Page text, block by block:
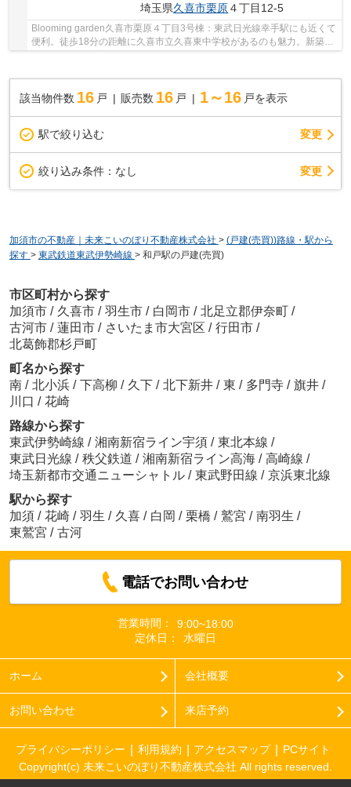
埼玉県久喜市栗原４丁目12-5
Blooming garden久喜市栗原４丁目3号棟：東武日光線幸手駅にも近くて
便利。徒歩18分の距離に久喜市立久喜東中学校があるのも魅力。新築戸
建ての物件は、室内のレイアウトも自分好みに...
該当物件数 16 戸 販売数 16 戸 1～16 戸を表示
駅で絞り込む 変更
絞り込み条件： なし 変更
加須市の不動産｜未来こいのぼり不動産株式会社 > (戸建(売買))路線・駅から
探す > 東武鉄道東武伊勢崎線 > 和戸駅の戸建(売買)
市区町村から探す
加須市 / 久喜市 / 羽生市 / 白岡市 / 北足立郡伊奈町
/
古河市 / 蓮田市 / さいたま市大宮区 / 行田市 /
北葛飾郡杉戸町
町名から探す
南 / 北小浜 / 下高柳 / 久下 / 北下新井 / 東 / 多門寺 / 旗井 /
川口 / 花崎
路線から探す
東武伊勢崎線 / 湘南新宿ライン宇須 / 東北本線 /
東武日光線 / 秩父鉄道 / 湘南新宿ライン高海 / 高崎線 /
埼玉新都市交通ニューシャトル / 東武野田線 / 京浜東北線
駅から探す
加須 / 花崎 / 羽生 / 久喜 / 白岡 / 栗橋 / 鷲宮 / 南羽生 /
東鷲宮 / 古河
電話でお問い合わせ
営業時間：
9:00~18:00
定休日：
水曜日
ホーム 会社概要
お問い合わせ 来店予約
プライバシーポリシー 利用規約 アクセスマップ
PCサイト
Copyright(c) 未来こいのぼり不動産株式会社 All rights reserved.